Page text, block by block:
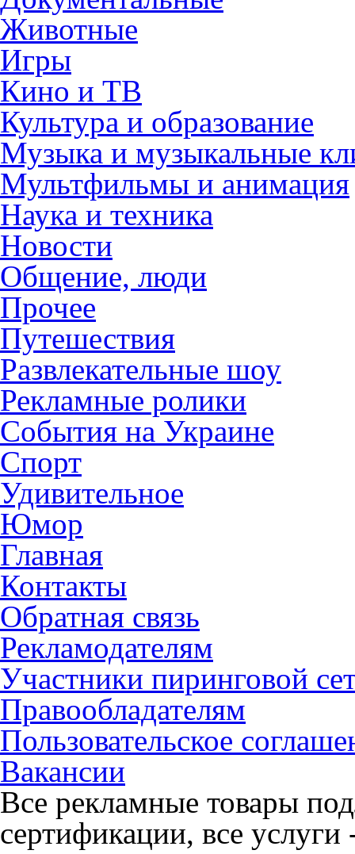
Животные
Игры
Кино и ТВ
Культура и образование
Музыка и музыкальные
Мультфильмы и анимация
Наука и техника
Новости
Общение, люди
Прочее
Путешествия
Развлекательные шоу
Рекламные ролики
События на Украине
Спорт
Удивительное
Юмор
Главная
Контакты
Обратная связь
Рекламодателям
Участники пиринговой
Правообладателям
Пользовательское
Вакансии
Все рекламные товары
сертификации, все